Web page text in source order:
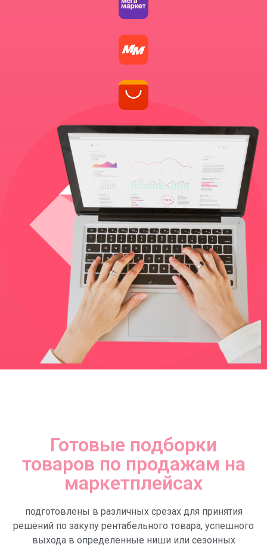
Готовые подборки
товаров по продажам на
маркетплейсах
подготовлены в различных срезах для принятия
решений по закупу рентабельного товара, успешного
выхода в определенные ниши или сезонных